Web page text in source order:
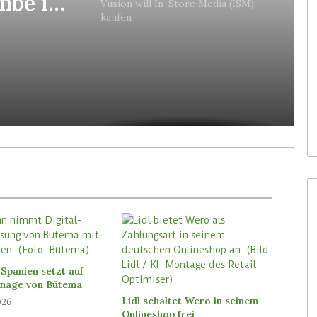
Vusion will In-Store Media (ISM)
kaufen
setzt auf
von Bütema
Lidl schaltet Wero in seinem
Onlineshop frei